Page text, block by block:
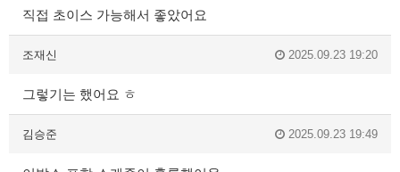
직접 초이스 가능해서 좋았어요
조재신 2025.09.23 19:20
그렇기는 했어요 ㅎ
김승준 2025.09.23 19:49